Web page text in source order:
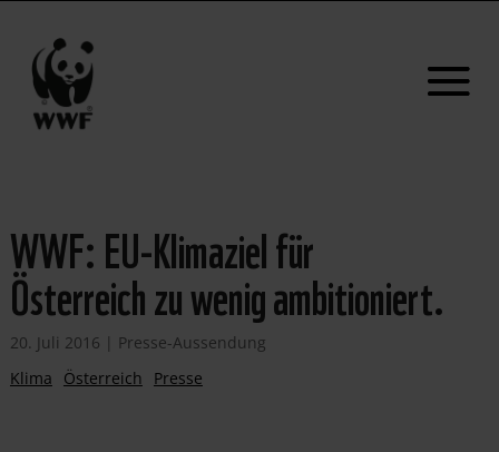
WWF: EU-Klimaziel für
Österreich zu wenig ambitioniert.
20. Juli 2016 | Presse-Aussendung
Klima
Österreich Presse